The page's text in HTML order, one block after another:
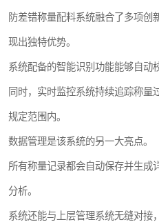
防差错称量配料系统融合了多项创
现出独特优势。
系统配备的智能识别功能能够自动
同时，实时监控系统持续追踪称量
规定范围内。
数据管理是该系统的另一大亮点。
所有称量记录都会自动保存并生成
分析。
系统还能与上层管理系统无缝对接